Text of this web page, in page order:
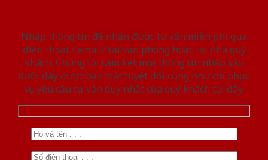
Nhập thông tin để nhận được tư vấn miễn phí qua
điện thoại / email/ tại văn phòng hoặc tại nhà quý
khách. Chúng tôi cam kết mọi thông tin nhập vào
dưới đây được bảo mật tuyệt đối cũng như chỉ phục
vụ yêu cầu tư vấn duy nhất của quý khách tại đây.